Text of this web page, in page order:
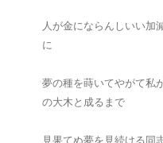
人が金にならんしいい加
に
夢の種を蒔いてやがて私
の大木と成るまで
見果てぬ夢を見続ける同